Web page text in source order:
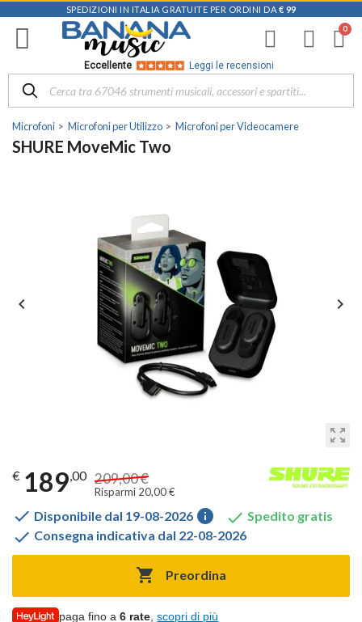
SPEDIZIONI IN ITALIA GRATUITE PER ORDINI DA € 99
Eccellente Leggi le recensioni
Microfoni Microfoni per Utilizzo Microfoni per Videocamere
SHURE MoveMic Two
zoom_out_map
 
€ 189,00 209,00 €
Risparmi 20,00 €
 Disponibile dal 19-08-2026 info  Spedito gratis
 Consegna indicativa dal 22-08-2026
 Preordina
paga fino a6 rate ,scopri di più